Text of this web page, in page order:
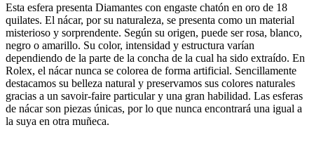
Esta esfera presenta Diamantes con engaste chatón en oro de 18
quilates. El nácar, por su naturaleza, se presenta como un material
misterioso y sorprendente. Según su origen, puede ser rosa, blanco,
negro o amarillo. Su color, intensidad y estructura varían
dependiendo de la parte de la concha de la cual ha sido extraído. En
Rolex, el nácar nunca se colorea de forma artificial. Sencillamente
destacamos su belleza natural y preservamos sus colores naturales
gracias a un savoir‑faire particular y una gran habilidad. Las esferas
de nácar son piezas únicas, por lo que nunca encontrará una igual a
la suya en otra muñeca.